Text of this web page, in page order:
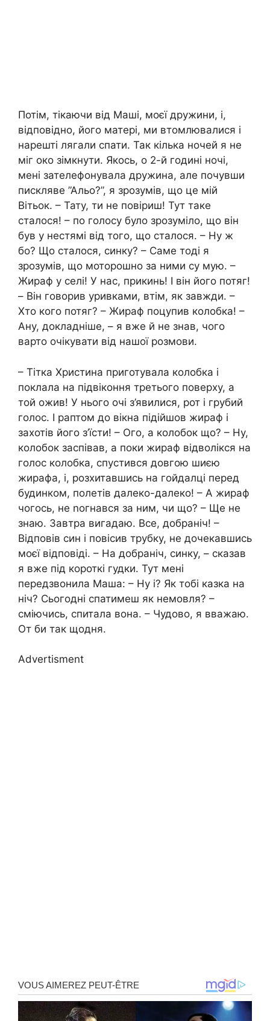
Потім, тікаючи від Маші, моєї дружини, і,
відповідно, його матері, ми втомлювалися і
нарешті лягали спати. Так кілька ночей я не
міг око зімкнути. Якось, о 2-й годині ночі,
мені зателефонувала дружина, але почувши
пискляве ”Альо?”, я зрозумів, що це мій
Вітьок. – Тату, ти не повіриш! Тут таке
сталося! – по голосу було зрозуміло, що він
був у нестямі від того, що сталося. – Ну ж
бо? Що сталося, синку? – Саме тоді я
зрозумів, що моторошно за ними су мую. –
Жираф у селі! У нас, прикинь! І він його потяг!
– Він говорив уривками, втім, як завжди. –
Хто кого потяг? – Жираф поцупив колобка! –
Ану, докладніше, – я вже й не знав, чого
варто очікувати від нашої розмови.
– Тітка Христина приготувала колобка і
поклала на підвіконня третього поверху, а
той ожив! У нього очі з’явилися, рот і грубий
голос. І раптом до вікна підійшов жираф і
захотів його з’їсти! – Ого, а колобок що? – Ну,
колобок заспівав, а поки жираф відволікся на
голос колобка, спустився довгою шиєю
жирафа, і, розхитавшись на гойдалці перед
будинком, полетів далеко-далеко! – А жираф
чогось, не nогнався за ним, чи що? – Ще не
знаю. Завтра вигадаю. Все, добраніч! –
Відповів син і повісив трубку, не дочекавшись
моєї відповіді. – На добраніч, синку, – сказав
я вже під короткі гудки. Тут мені
передзвонила Маша: – Ну і? Як тобі казка на
ніч? Сьогодні спатимеш як немовля? –
сміючись, спитала вона. – Чудово, я вважаю.
От би так щодня.
Advertisment